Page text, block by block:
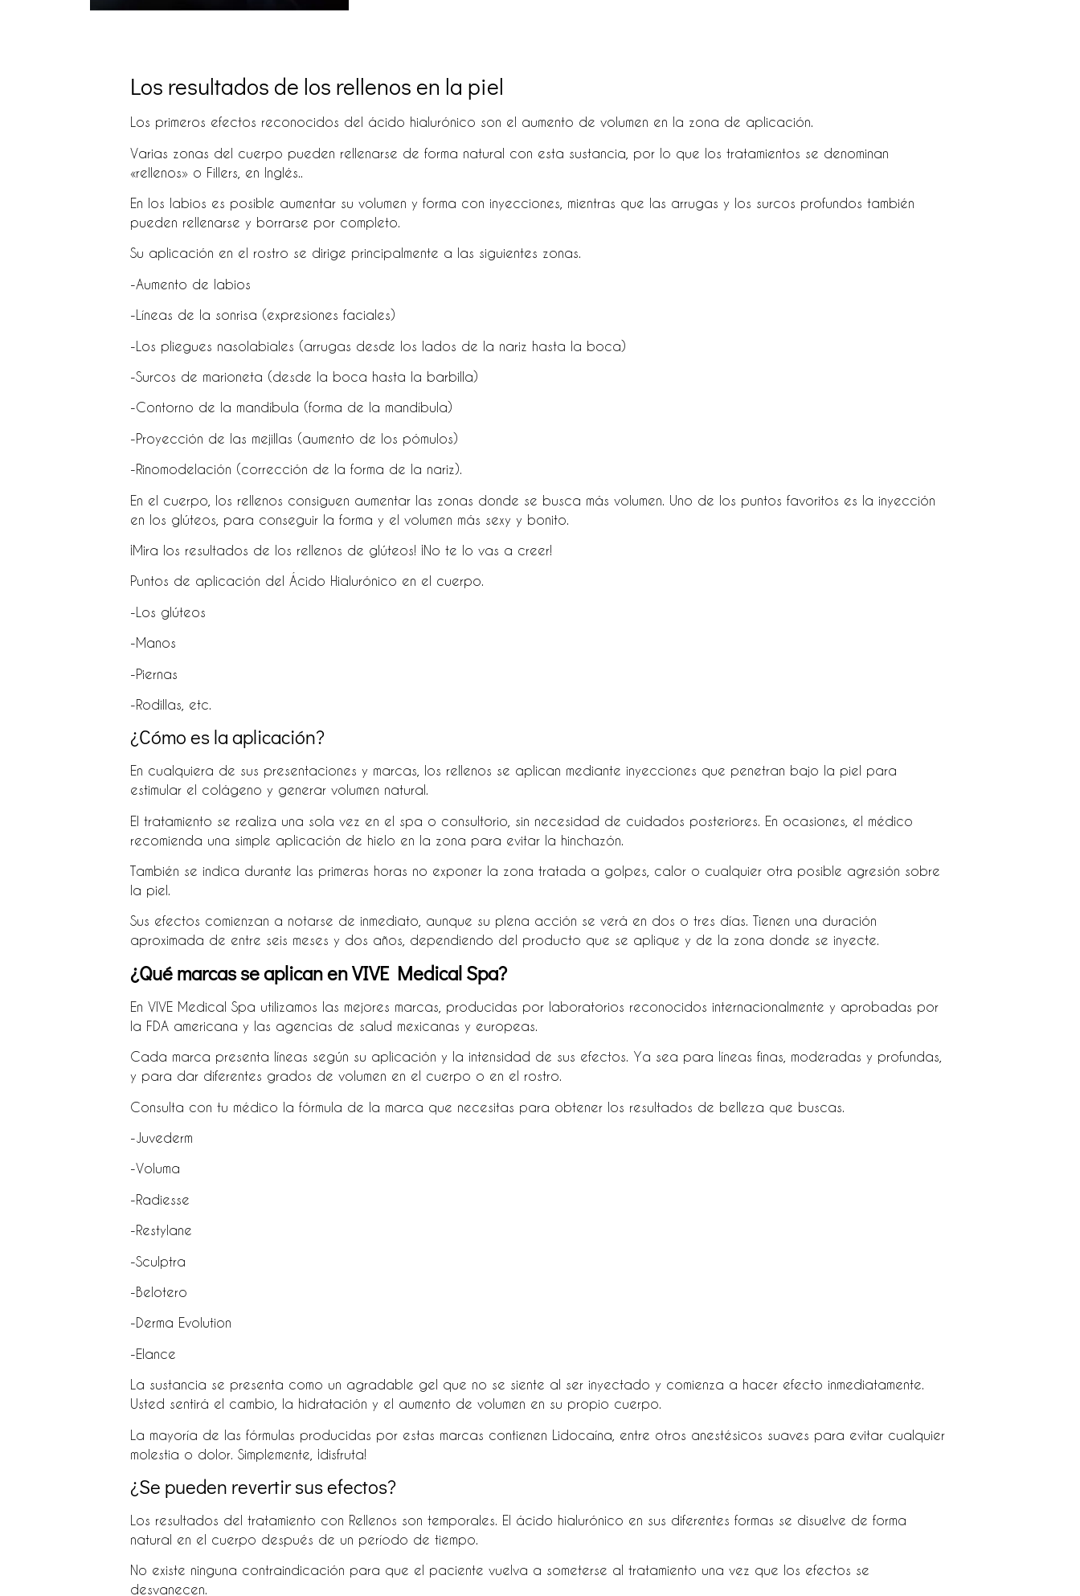
Los resultados de los rellenos en la piel
Los primeros efectos reconocidos del ácido hialurónico son el aumento de volumen en la zona de aplicación.
Varias zonas del cuerpo pueden rellenarse de forma natural con esta sustancia, por lo que los tratamientos se denominan
«rellenos» o Fillers, en Inglés..
En los labios es posible aumentar su volumen y forma con inyecciones, mientras que las arrugas y los surcos profundos también
pueden rellenarse y borrarse por completo.
Su aplicación en el rostro se dirige principalmente a las siguientes zonas.
-Aumento de labios
-Líneas de la sonrisa (expresiones faciales)
-Los pliegues nasolabiales (arrugas desde los lados de la nariz hasta la boca)
-Surcos de marioneta (desde la boca hasta la barbilla)
-Contorno de la mandíbula (forma de la mandíbula)
-Proyección de las mejillas (aumento de los pómulos)
-Rinomodelación (corrección de la forma de la nariz).
En el cuerpo, los rellenos consiguen aumentar las zonas donde se busca más volumen. Uno de los puntos favoritos es la inyección
en los glúteos, para conseguir la forma y el volumen más sexy y bonito.
¡Mira los resultados de los rellenos de glúteos! ¡No te lo vas a creer!
Puntos de aplicación del Ácido Hialurónico en el cuerpo.
-Los glúteos
-Manos
-Piernas
-Rodillas, etc.
¿Cómo es la aplicación?
En cualquiera de sus presentaciones y marcas, los rellenos se aplican mediante inyecciones que penetran bajo la piel para
estimular el colágeno y generar volumen natural.
El tratamiento se realiza una sola vez en el spa o consultorio, sin necesidad de cuidados posteriores. En ocasiones, el médico
recomienda una simple aplicación de hielo en la zona para evitar la hinchazón.
También se indica durante las primeras horas no exponer la zona tratada a golpes, calor o cualquier otra posible agresión sobre
la piel.
Sus efectos comienzan a notarse de inmediato, aunque su plena acción se verá en dos o tres días. Tienen una duración
aproximada de entre seis meses y dos años, dependiendo del producto que se aplique y de la zona donde se inyecte.
¿Qué marcas se aplican en VIVE Medical Spa?
En VIVE Medical Spa utilizamos las mejores marcas, producidas por laboratorios reconocidos internacionalmente y aprobadas por
la FDA americana y las agencias de salud mexicanas y europeas.
Cada marca presenta líneas según su aplicación y la intensidad de sus efectos. Ya sea para líneas finas, moderadas y profundas,
y para dar diferentes grados de volumen en el cuerpo o en el rostro.
Consulta con tu médico la fórmula de la marca que necesitas para obtener los resultados de belleza que buscas.
-Juvederm
-Voluma
-Radiesse
-Restylane
-Sculptra
-Belotero
-Derma Evolution
-Elance
La sustancia se presenta como un agradable gel que no se siente al ser inyectado y comienza a hacer efecto inmediatamente.
Usted sentirá el cambio, la hidratación y el aumento de volumen en su propio cuerpo.
La mayoría de las fórmulas producidas por estas marcas contienen Lidocaína, entre otros anestésicos suaves para evitar cualquier
molestia o dolor. Simplemente, ¡disfruta!
¿Se pueden revertir sus efectos?
Los resultados del tratamiento con Rellenos son temporales. El ácido hialurónico en sus diferentes formas se disuelve de forma
natural en el cuerpo después de un período de tiempo.
No existe ninguna contraindicación para que el paciente vuelva a someterse al tratamiento una vez que los efectos se
desvanecen.